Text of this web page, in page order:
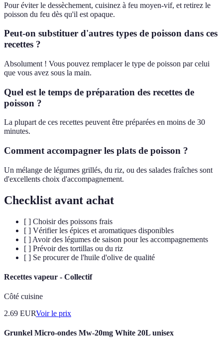
Pour éviter le dessèchement, cuisinez à feu moyen-vif, et retirez le
poisson du feu dès qu'il est opaque.
Peut-on substituer d'autres types de poisson dans ces
recettes ?
Absolument ! Vous pouvez remplacer le type de poisson par celui
que vous avez sous la main.
Quel est le temps de préparation des recettes de
poisson ?
La plupart de ces recettes peuvent être préparées en moins de 30
minutes.
Comment accompagner les plats de poisson ?
Un mélange de légumes grillés, du riz, ou des salades fraîches sont
d'excellents choix d'accompagnement.
Checklist avant achat
[ ] Choisir des poissons frais
[ ] Vérifier les épices et aromatiques disponibles
[ ] Avoir des légumes de saison pour les accompagnements
[ ] Prévoir des tortillas ou du riz
[ ] Se procurer de l'huile d'olive de qualité
Recettes vapeur - Collectif
Côté cuisine
2.69 EURVoir le prix
Grunkel Micro-ondes Mw-20mg White 20L unisex